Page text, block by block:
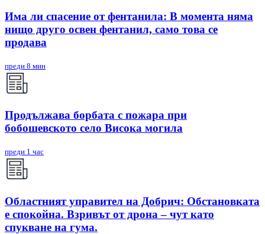
Има ли спасение от фентанила: В момента няма
нищо друго освен фентанил, само това се
продава
преди 8 мин
Продължава борбата с пожара при
бобошевското село Висока могила
преди 1 час
Областният управител на Добрич: Обстановката
е спокойна. Взривът от дрона – чут като
спукване на гума.